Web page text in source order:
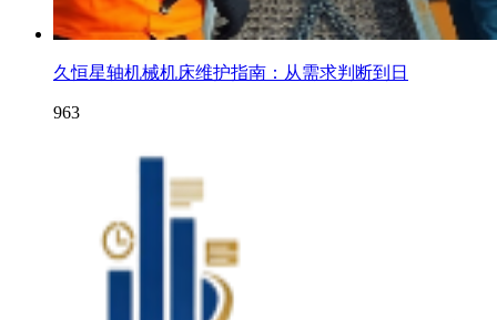
久恒星轴机械机床维护指南：从需求判断到日
963